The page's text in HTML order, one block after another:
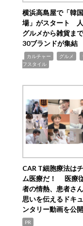
横浜高島屋で「韓
場」がスタート
グルメから雑貨ま
30ブランドが集結
カルチャー グルメ
フスタイル
CAR T細胞療法は
ム医療だ！ 医療
者の情熱、患者さ
思いを伝えるドキ
ンタリー動画を公
PR